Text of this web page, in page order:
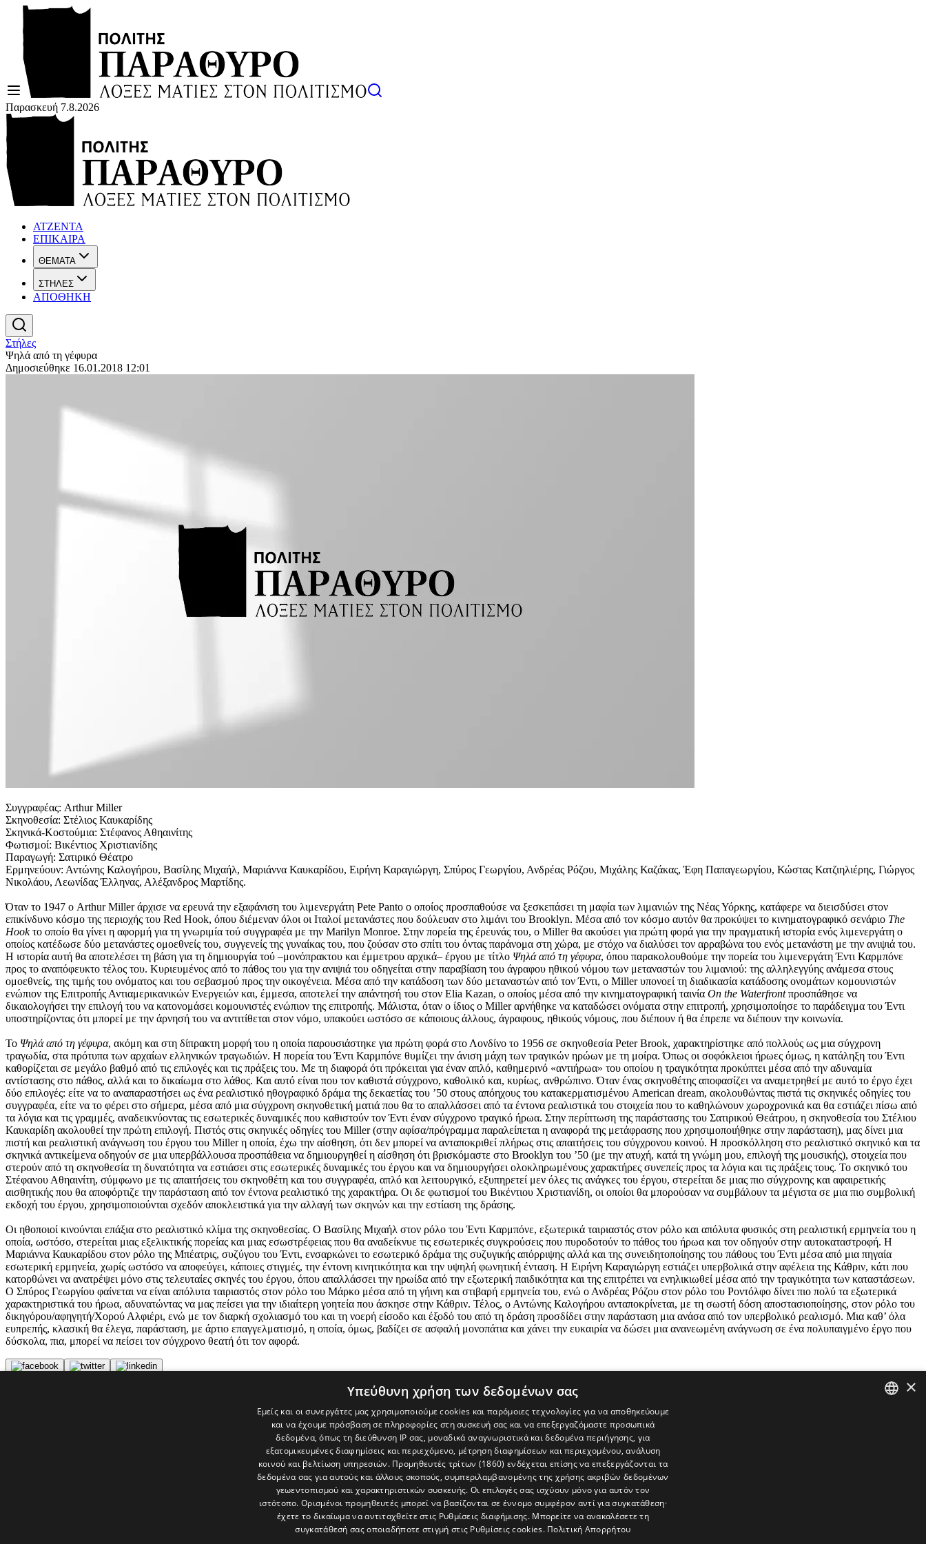
Παρασκευή 7.8.2026
ΑΤΖΕΝΤΑ
ΕΠΙΚΑΙΡΑ
ΘΕΜΑΤΑ
ΣΤΗΛΕΣ
ΑΠΟΘΗΚΗ
Στήλες
Ψηλά από τη γέφυρα
Δημοσιεύθηκε 16.01.2018 12:01
Συγγραφέας: Arthur Miller
Σκηνοθεσία: Στέλιος Καυκαρίδης
Σκηνικά-Κοστούμια: Στέφανος Αθηαινίτης
Φωτισμοί: Βικέντιος Χριστιανίδης
Παραγωγή: Σατιρικό Θέατρο
Ερμηνεύουν: Αντώνης Καλογήρου, Βασίλης Μιχαήλ, Μαριάννα Καυκαρίδου, Ειρήνη Καραγιώργη, Σπύρος Γεωργίου, Ανδρέας Ρόζου, Μιχάλης Καζάκας, Έφη Παπαγεωργίου, Κώστας Κατζιηλιέρης, Γιώργος
Νικολάου, Λεωνίδας Έλληνας, Αλέξανδρος Μαρτίδης.
Όταν το 1947 ο Arthur Miller άρχισε να ερευνά την εξαφάνιση του λιμενεργάτη Pete Panto ο οποίος προσπαθούσε να ξεσκεπάσει τη μαφία των λιμανιών της Νέας Υόρκης, κατάφερε να διεισδύσει στον
επικίνδυνο κόσμο της περιοχής του Red Hook, όπου διέμεναν όλοι οι Ιταλοί μετανάστες που δούλευαν στο λιμάνι του Brooklyn. Μέσα από τον κόσμο αυτόν θα προκύψει το κινηματογραφικό σενάριο The
Hookτο οποίο θα γίνει η αφορμή για τη γνωριμία τού συγγραφέα με την Marilyn Monroe. Στην πορεία της έρευνάς του, ο Miller θα ακούσει για πρώτη φορά για την πραγματική ιστορία ενός λιμενεργάτη ο
οποίος κατέδωσε δύο μετανάστες ομοεθνείς του, συγγενείς της γυναίκας του, που ζούσαν στο σπίτι του όντας παράνομα στη χώρα, με στόχο να διαλύσει τον αρραβώνα του ενός μετανάστη με την ανιψιά του.
Η ιστορία αυτή θα αποτελέσει τη βάση για τη δημιουργία τού –μονόπρακτου και έμμετρου αρχικά– έργου με τίτλο Ψηλά από τη γέφυρα, όπου παρακολουθούμε την πορεία του λιμενεργάτη Έντι Καρμπόνε
προς το αναπόφευκτο τέλος του. Κυριευμένος από το πάθος του για την ανιψιά του οδηγείται στην παραβίαση του άγραφου ηθικού νόμου των μεταναστών του λιμανιού: της αλληλεγγύης ανάμεσα στους
ομοεθνείς, της τιμής του ονόματος και του σεβασμού προς την οικογένεια. Μέσα από την κατάδοση των δύο μεταναστών από τον Έντι, ο Miller υπονοεί τη διαδικασία κατάδοσης ονομάτων κομουνιστών
ενώπιον της Επιτροπής Αντιαμερικανικών Ενεργειών και, έμμεσα, αποτελεί την απάντησή του στον Elia Kazan, ο οποίος μέσα από την κινηματογραφική ταινία On the Waterfrontπροσπάθησε να
δικαιολογήσει την επιλογή του να κατονομάσει κομουνιστές ενώπιον της επιτροπής. Μάλιστα, όταν ο ίδιος ο Miller αρνήθηκε να καταδώσει ονόματα στην επιτροπή, χρησιμοποίησε το παράδειγμα του Έντι
υποστηρίζοντας ότι μπορεί με την άρνησή του να αντιτίθεται στον νόμο, υπακούει ωστόσο σε κάποιους άλλους, άγραφους, ηθικούς νόμους, που διέπουν ή θα έπρεπε να διέπουν την κοινωνία.
Το Ψηλά από τη γέφυρα, ακόμη και στη δίπρακτη μορφή του η οποία παρουσιάστηκε για πρώτη φορά στο Λονδίνο το 1956 σε σκηνοθεσία Peter Brook, χαρακτηρίστηκε από πολλούς ως μια σύγχρονη
τραγωδία, στα πρότυπα των αρχαίων ελληνικών τραγωδιών. Η πορεία του Έντι Καρμπόνε θυμίζει την άνιση μάχη των τραγικών ηρώων με τη μοίρα. Όπως οι σοφόκλειοι ήρωες όμως, η κατάληξη του Έντι
καθορίζεται σε μεγάλο βαθμό από τις επιλογές και τις πράξεις του. Με τη διαφορά ότι πρόκειται για έναν απλό, καθημερινό «αντιήρωα» του οποίου η τραγικότητα προκύπτει μέσα από την αδυναμία
αντίστασης στο πάθος, αλλά και το δικαίωμα στο λάθος. Και αυτό είναι που τον καθιστά σύγχρονο, καθολικό και, κυρίως, ανθρώπινο. Όταν ένας σκηνοθέτης αποφασίζει να αναμετρηθεί με αυτό το έργο έχει
δύο επιλογές: είτε να το αναπαραστήσει ως ένα ρεαλιστικό ηθογραφικό δράμα της δεκαετίας του ’50 στους απόηχους του κατακερματισμένου American dream, ακολουθώντας πιστά τις σκηνικές οδηγίες του
συγγραφέα, είτε να το φέρει στο σήμερα, μέσα από μια σύγχρονη σκηνοθετική ματιά που θα το απαλλάσσει από τα έντονα ρεαλιστικά του στοιχεία που το καθηλώνουν χωροχρονικά και θα εστιάζει πίσω από
τα λόγια και τις γραμμές, αναδεικνύοντας τις εσωτερικές δυναμικές που καθιστούν τον Έντι έναν σύγχρονο τραγικό ήρωα. Στην περίπτωση της παράστασης του Σατιρικού Θεάτρου, η σκηνοθεσία του Στέλιου
Καυκαρίδη ακολουθεί την πρώτη επιλογή. Πιστός στις σκηνικές οδηγίες του Miller (στην αφίσα/πρόγραμμα παραλείπεται η αναφορά της μετάφρασης που χρησιμοποιήθηκε στην παράσταση), μας δίνει μια
πιστή και ρεαλιστική ανάγνωση του έργου του Miller η οποία, έχω την αίσθηση, ότι δεν μπορεί να ανταποκριθεί πλήρως στις απαιτήσεις του σύγχρονου κοινού. Η προσκόλληση στο ρεαλιστικό σκηνικό και τα
σκηνικά αντικείμενα οδηγούν σε μια υπερβάλλουσα προσπάθεια να δημιουργηθεί η αίσθηση ότι βρισκόμαστε στο Brooklyn του ’50 (με την ατυχή, κατά τη γνώμη μου, επιλογή της μουσικής), στοιχεία που
στερούν από τη σκηνοθεσία τη δυνατότητα να εστιάσει στις εσωτερικές δυναμικές του έργου και να δημιουργήσει ολοκληρωμένους χαρακτήρες συνεπείς προς τα λόγια και τις πράξεις τους. Το σκηνικό του
Στέφανου Αθηαινίτη, σύμφωνο με τις απαιτήσεις του σκηνοθέτη και του συγγραφέα, απλό και λειτουργικό, εξυπηρετεί μεν όλες τις ανάγκες του έργου, στερείται δε μιας πιο σύγχρονης και αφαιρετικής
αισθητικής που θα αποφόρτιζε την παράσταση από τον έντονα ρεαλιστικό της χαρακτήρα. Οι δε φωτισμοί του Βικέντιου Χριστιανίδη, οι οποίοι θα μπορούσαν να συμβάλουν τα μέγιστα σε μια πιο συμβολική
εκδοχή του έργου, χρησιμοποιούνται σχεδόν αποκλειστικά για την αλλαγή των σκηνών και την εστίαση της δράσης.
Οι ηθοποιοί κινούνται επάξια στο ρεαλιστικό κλίμα της σκηνοθεσίας. Ο Βασίλης Μιχαήλ στον ρόλο του Έντι Καρμπόνε, εξωτερικά ταιριαστός στον ρόλο και απόλυτα φυσικός στη ρεαλιστική ερμηνεία του η
οποία, ωστόσο, στερείται μιας εξελικτικής πορείας και μιας εσωστρέφειας που θα αναδείκνυε τις εσωτερικές συγκρούσεις που πυροδοτούν το πάθος του ήρωα και τον οδηγούν στην αυτοκαταστροφή. Η
Μαριάννα Καυκαρίδου στον ρόλο της Μπέατρις, συζύγου του Έντι, ενσαρκώνει το εσωτερικό δράμα της συζυγικής απόρριψης αλλά και της συνειδητοποίησης του πάθους του Έντι μέσα από μια πηγαία
εσωτερική ερμηνεία, χωρίς ωστόσο να αποφεύγει, κάποιες στιγμές, την έντονη κινητικότητα και την υψηλή φωνητική ένταση. Η Ειρήνη Καραγιώργη εστιάζει υπερβολικά στην αφέλεια της Κάθριν, κάτι που
κατορθώνει να ανατρέψει μόνο στις τελευταίες σκηνές του έργου, όπου απαλλάσσει την ηρωίδα από την εξωτερική παιδικότητα και της επιτρέπει να ενηλικιωθεί μέσα από την τραγικότητα των καταστάσεων.
Ο Σπύρος Γεωργίου φαίνεται να είναι απόλυτα ταιριαστός στον ρόλο του Μάρκο μέσα από τη γήινη και στιβαρή ερμηνεία του, ενώ ο Ανδρέας Ρόζου στον ρόλο του Ροντόλφο δίνει πιο πολύ τα εξωτερικά
χαρακτηριστικά του ήρωα, αδυνατώντας να μας πείσει για την ιδιαίτερη γοητεία που άσκησε στην Κάθριν. Τέλος, ο Αντώνης Καλογήρου ανταποκρίνεται, με τη σωστή δόση αποστασιοποίησης, στον ρόλο του
δικηγόρου/αφηγητή/Χορού Αλφιέρι, ενώ με τον διαρκή σχολιασμό του και τη νοερή είσοδο και έξοδό του από τη δράση προσδίδει στην παράσταση μια ανάσα από τον υπερβολικό ρεαλισμό. Μια καθ’ όλα
ευπρεπής, κλασική θα έλεγα, παράσταση, με άρτιο επαγγελματισμό, η οποία, όμως, βαδίζει σε ασφαλή μονοπάτια και χάνει την ευκαιρία να δώσει μια ανανεωμένη ανάγνωση σε ένα πολυπαιγμένο έργο που
δύσκολα, πια, μπορεί να πείσει τον σύγχρονο θεατή ότι τον αφορά.
×
Υπεύθυνη χρήση των δεδομένων σας
Εμείς και οι συνεργάτες μας χρησιμοποιούμε cookies και παρόμοιες τεχνολογίες για να αποθηκεύουμε
και να έχουμε πρόσβαση σε πληροφορίες στη συσκευή σας και να επεξεργαζόμαστε προσωπικά
δεδομένα, όπως τη διεύθυνση IP σας, μοναδικά αναγνωριστικά και δεδομένα περιήγησης, για
εξατομικευμένες διαφημίσεις και περιεχόμενο, μέτρηση διαφημίσεων και περιεχομένου, ανάλυση
κοινού και βελτίωση υπηρεσιών. Προμηθευτές τρίτων (1860) ενδέχεται επίσης να επεξεργάζονται τα
δεδομένα σας για αυτούς και άλλους σκοπούς, συμπεριλαμβανομένης της χρήσης ακριβών δεδομένων
γεωεντοπισμού και χαρακτηριστικών συσκευής. Οι επιλογές σας ισχύουν μόνο για αυτόν τον
ιστότοπο. Ορισμένοι προμηθευτές μπορεί να βασίζονται σε έννομο συμφέρον αντί για συγκατάθεση·
έχετε το δικαίωμα να αντιταχθείτε στις Ρυθμίσεις διαφήμισης. Μπορείτε να ανακαλέσετε τη
συγκατάθεσή σας οποιαδήποτε στιγμή στις Ρυθμίσεις cookies. Πολιτική Απορρήτου